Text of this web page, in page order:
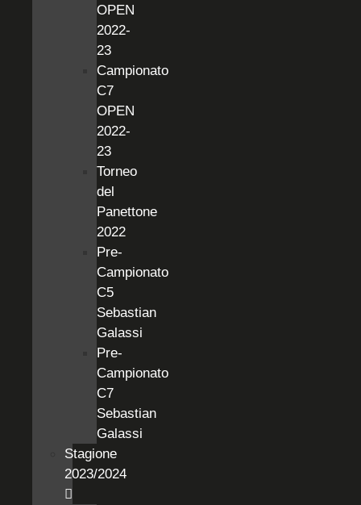
OPEN
2022-
23
Campionato
C7
OPEN
2022-
23
Torneo
del
Panettone
2022
Pre-
Campionato
C5
Sebastian
Galassi
Pre-
Campionato
C7
Sebastian
Galassi
Stagione
2023/2024